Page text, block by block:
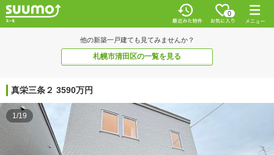
0
他の新築一戸建ても見てみませんか？
札幌市清田区の一覧を見る
真栄三条２ 3590万円
1/19